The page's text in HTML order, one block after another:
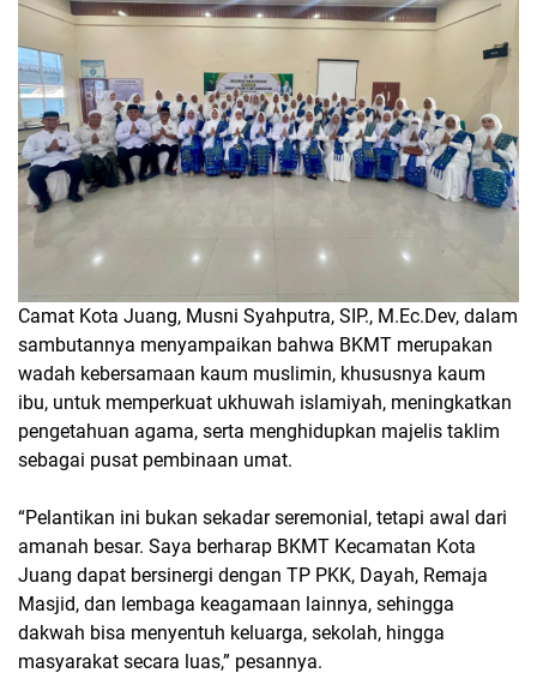
Camat Kota Juang, Musni Syahputra, SIP., M.Ec.Dev, dalam
sambutannya menyampaikan bahwa BKMT merupakan
wadah kebersamaan kaum muslimin, khususnya kaum
ibu, untuk memperkuat ukhuwah islamiyah, meningkatkan
pengetahuan agama, serta menghidupkan majelis taklim
sebagai pusat pembinaan umat.
“Pelantikan ini bukan sekadar seremonial, tetapi awal dari
amanah besar. Saya berharap BKMT Kecamatan Kota
Juang dapat bersinergi dengan TP PKK, Dayah, Remaja
Masjid, dan lembaga keagamaan lainnya, sehingga
dakwah bisa menyentuh keluarga, sekolah, hingga
masyarakat secara luas,” pesannya.